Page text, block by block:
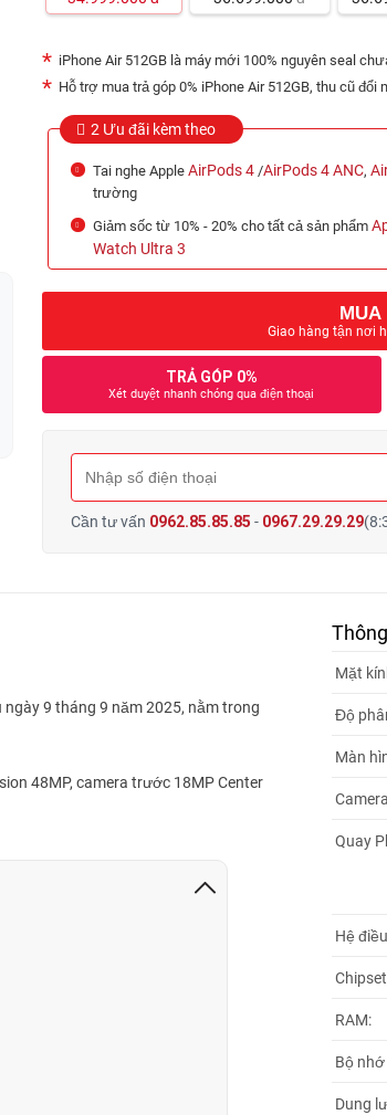
iPhone Air 512GB là máy mới 100% nguyên seal
Hỗ trợ mua trả góp 0% iPhone Air 512GB, thu cũ đổi
2 Ưu đãi kèm theo
Tai nghe Apple AirPods 4/AirPods 4 ANC,
trường
Giảm sốc từ 10% - 20% cho tất cả sản phẩm
Watch Ultra 3
MUA
Giao hàng tận nơi
TRẢ GÓP 0%
Xét duyệt nhanh chóng qua điện thoại
Cần tư vấn 0962.85.85.85 - 0967.29.29.29
9 tháng 9 năm 2025, nằm trong
48MP, camera trước 18MP Center
Mặt
Độ
Màn
Quay
Hệ
RAM:
Bộ
Dung